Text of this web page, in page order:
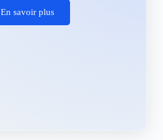
En savoir plus